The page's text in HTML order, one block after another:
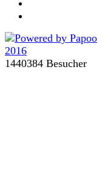
1440384 Besucher